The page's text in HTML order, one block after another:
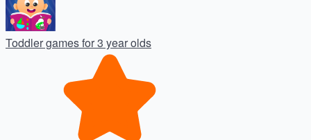
Toddler games for 3 year olds